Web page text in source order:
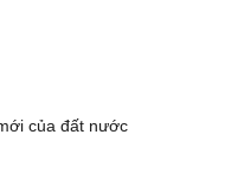
của đất nước